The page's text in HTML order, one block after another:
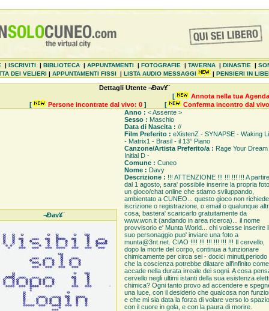
| ISCRIVITI| BIBLIOTECA| APPUNTAMENTI| FOTOGRAFIE | TAVERNA| DINASTIE |
DEI VELIERI | APPUNTAMENTI FISSI | LISTA AUDIO MESSAGGI | PENSIERI IN
Dettagli Utente ¬Ðav¥¨
[
Annota nella tua
[
Persone incontrate dal vivo: 0 ] [ Conferma incontro dal
¬Ðav¥¨
Anno : < Assente >
Sesso : Maschio
Data di Nascita : //
Film Preferito : eXistenZ - SYNAPSE - Waking
- Matrix1 - Brasil - il 13° Piano
Canzone/Artista Preferito/a : Rage Your Dream
Initial D -
Comune : Cuneo
Nome : Davy
Descrizione : !!! ATTENZIONE !!! !!! !!! !!! A partire
dal 1 agosto, sara' possibile inserire la propria
un gioco/chat online che stiamo sviluppando,
ambientato a CUNEO... questo gioco non
iscrizione o registrazione, o email o qualunque
cosa, bastera' scaricarlo gratuitamente da
www.wcn.it (andando in area ricerca)... il nome
provvisorio e' Munta World... chi volesse inserire il
suo personaggio puo' inviare una foto a
munta@3nt.net. CIAO !!!! !!! !!! !!! !!! !!! Il cervello,
dopo la morte del corpo, continua a funzionare
chimicamente per circa sei - docici minuti,periodo
che la coscienza potrebbe dilatare all'infinito
accade nella durata irreale dei sogni. A cosa
cervello negli ultimi istanti della sua esistenza
chimica? Ogni tanto provo ad accendere e
una luce, con il desiderio che qualcosa non
e che mi sia data la forza di volare verso lo spazio,
con il cuore in gola, e con la paura di morire.